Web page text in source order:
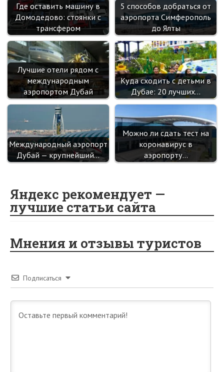
Где оставить машину в
Домодедово: стоянки с
трансфером
5 способов добраться от
аэропорта Симферополь
до Ялты
Лучшие отели рядом с
международным
аэропортом Дубай
Куда сходить с детьми в
Дубае: 20 лучших…
Международный аэропорт
Дубай — крупнейший…
Можно ли сдать тест на
коронавирус в
аэропорту…
Яндекс рекомендует —
лучшие статьи сайта
Мнения и отзывы туристов
Подписаться